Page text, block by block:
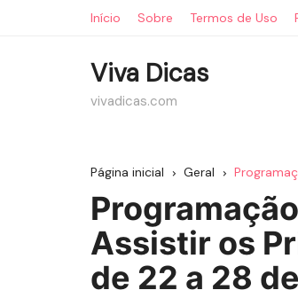
Início Sobre Termos de Uso
Viva Dicas
vivadicas.com
Página inicial Geral
Assistir os
de 22 a 28